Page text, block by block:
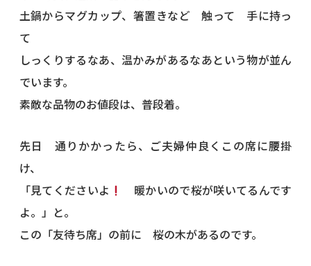
土鍋からマグカップ、箸置きなど 触って 手に持っ
て
しっくりするなあ、温かみがあるなあという物が並ん
でいます。
素敵な品物のお値段は、普段着。
先日 通りかかったら、ご夫婦仲良くこの席に腰掛
け、
「見てくださいよ
暖かいので桜が咲いてるんです
よ。」と。
この「友待ち席」の前に 桜の木があるのです。